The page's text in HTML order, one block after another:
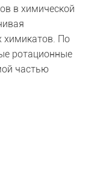
в химической
химикатов. По
ротационные
частью